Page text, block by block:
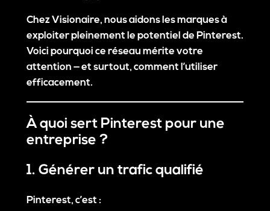
ChezVisionaire, nous aidons les marques à
exploiter pleinement le potentiel de Pinterest.
Voici pourquoi ce réseau mérite votre
attention — et surtout, comment l’utiliser
efficacement.
À quoi sert Pinterest pour une
entreprise ?
1. Générer un trafic qualifié
Pinterest, c’est :